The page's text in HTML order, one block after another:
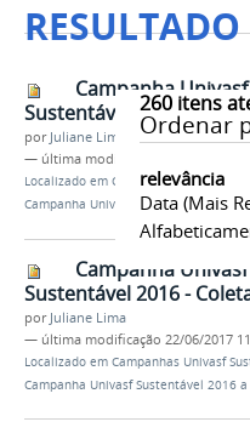
260itens
Ordenar
relevância
Data (mais
Campanha Univasf
Sustentável 2016 -
por Juliane Lima
— última modificação
Localizado em Campanhas Univasf
Campanha Univasf Sustentável 2016
Campanha Univasf
Sustentável 2016 -
por Juliane Lima
— última modificação 22/06/2017
Localizado em Campanhas Univasf
Campanha Univasf Sustentável 2016 a